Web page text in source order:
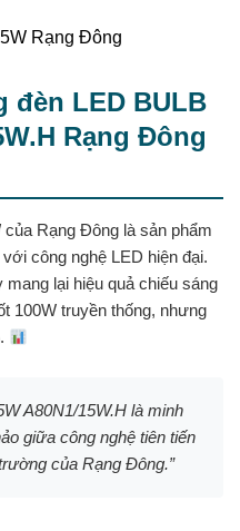
đèn LED BULB
Rạng Đông
của Rạng Đông là sản phẩm
công nghệ LED hiện đại.
lại hiệu quả chiếu sáng
100W truyền thống, nhưng
A80N1/15W.H là minh
giữa công nghệ tiên tiến
của Rạng Đông.”